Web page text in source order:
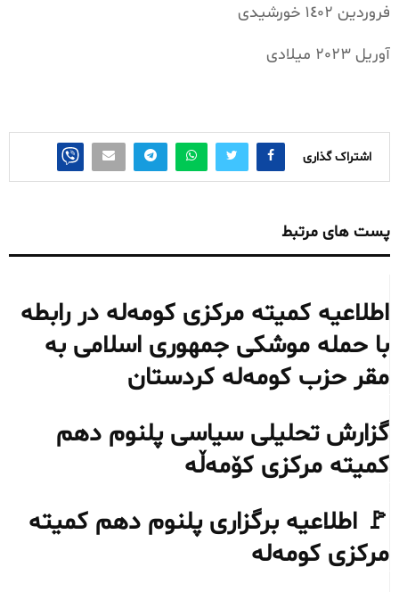
فروردین ١٤٠٢ خورشیدی
آوریل ٢٠٢٣ میلادی
اشتراک گذاری
پست های مرتبط
اطلاعیه کمیته مرکزی کومه‌له در رابطه
با حمله موشکی جمهوری اسلامی به
مقر حزب کومه‌له کردستان
گزارش تحلیلی سیاسی پلنوم دهم
کمیته مرکزی کۆمەڵە
🚩 اطلاعیه برگزاری پلنوم دهم کمیته
مرکزی کومەلە